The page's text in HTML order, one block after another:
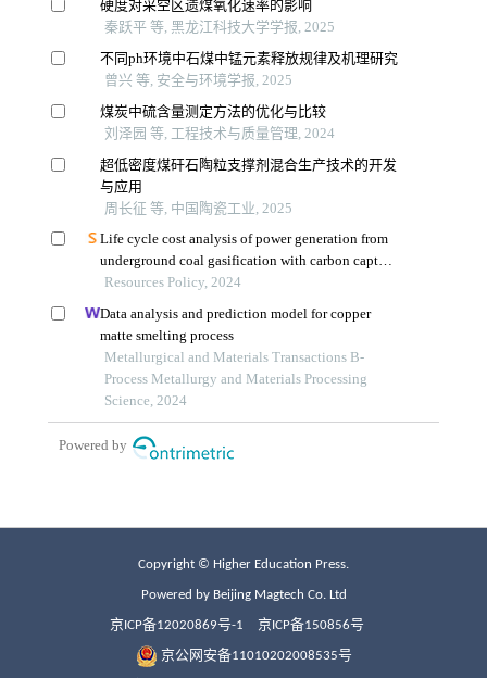
Copyright © Higher Education Press.
Powered by Beijing Magtech Co. Ltd
京ICP备12020869号-1 京ICP备150856号
京公网安备11010202008535号